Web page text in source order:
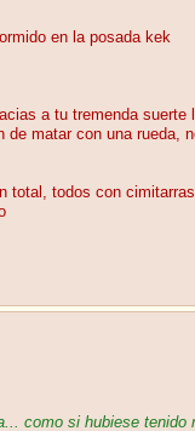
en la posada kek
a tu tremenda
matar con una
total, todos con
como si hubiese